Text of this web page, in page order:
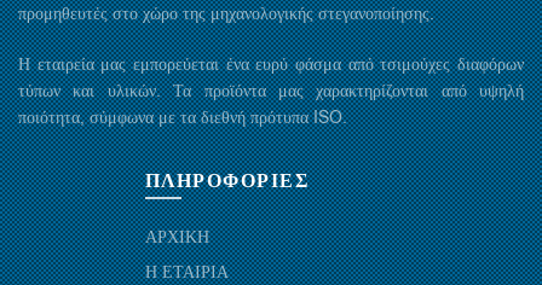
προμηθευτές στο χώρο της μηχανολογικής στεγανοποίησης.
Η εταιρεία μας εμπορεύεται ένα ευρύ φάσμα από τσιμούχες διαφόρων
τύπων και υλικών. Τα προϊόντα μας χαρακτηρίζονται από υψηλή
ποιότητα, σύμφωνα με τα διεθνή πρότυπα ISO.
ΠΛΗΡΟΦΟΡΙΕΣ
ΑΡΧΙΚΗ
Η ΕΤΑΙΡΙΑ